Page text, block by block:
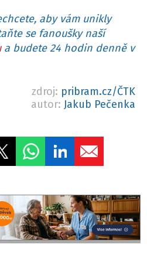
aby vám unikly
se fanoušky naší
a budete 24 hodin denně v
zdroj: pribram.cz/ČTK
autor: Jakub Pečenka